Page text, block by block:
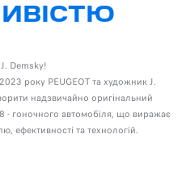
Demsky!
року PEUGEOT та художник J.
надзвичайно оригінальний
- гоночного автомобіля, що виражає
ефективності та технологій.